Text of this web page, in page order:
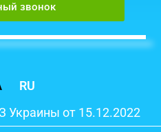
звонок
от 15.12.2022
RU